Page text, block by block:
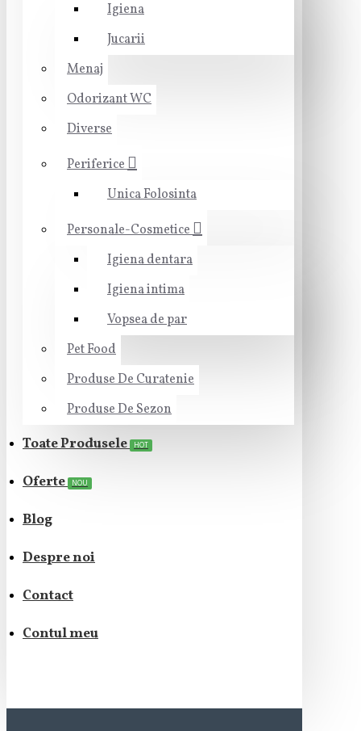
Igiena
Jucarii
Menaj
Odorizant WC
Diverse
Periferice
Unica Folosinta
Personale-Cosmetice
Igiena dentara
Igiena intima
Vopsea de par
Pet Food
Produse De Curatenie
Produse De Sezon
Toate Produsele HOT
Oferte NOU
Blog
Despre noi
Contact
Contul meu